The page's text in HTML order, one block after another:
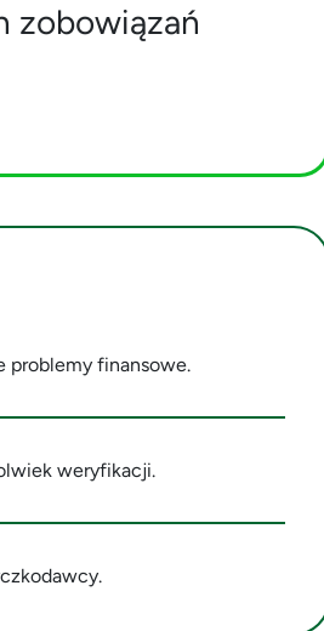
zobowiązań
problemy finansowe.
weryfikacji.